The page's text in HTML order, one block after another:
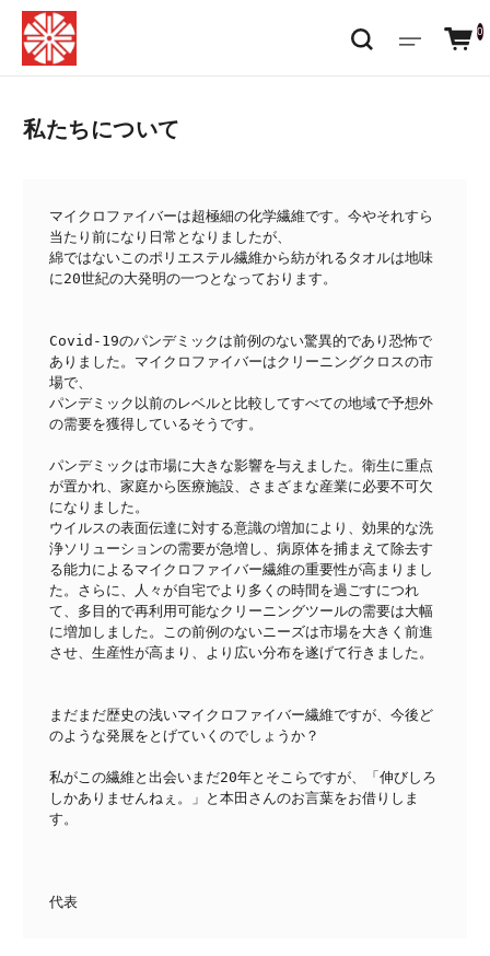
0
私たちについて
マイクロファイバーは超極細の化学繊維です。今やそれすら
当たり前になり日常となりましたが、
綿ではないこのポリエステル繊維から紡がれるタオルは地味
に20世紀の大発明の一つとなっております。
Covid-19のパンデミックは前例のない驚異的であり恐怖で
ありました。マイクロファイバーはクリーニングクロスの市
場で、
パンデミック以前のレベルと比較してすべての地域で予想外
の需要を獲得しているそうです。
パンデミックは市場に大きな影響を与えました。衛生に重点
が置かれ、家庭から医療施設、さまざまな産業に必要不可欠
になりました。
ウイルスの表面伝達に対する意識の増加により、効果的な洗
浄ソリューションの需要が急増し、病原体を捕まえて除去す
る能力によるマイクロファイバー繊維の重要性が高まりまし
た。さらに、人々が自宅でより多くの時間を過ごすにつれ
て、多目的で再利用可能なクリーニングツールの需要は大幅
に増加しました。この前例のないニーズは市場を大きく前進
させ、生産性が高まり、より広い分布を遂げて行きました。
まだまだ歴史の浅いマイクロファイバー繊維ですが、今後ど
のような発展をとげていくのでしょうか？
私がこの繊維と出会いまだ20年とそこらですが、「伸びしろ
しかありませんねぇ。」と本田さんのお言葉をお借りしま
す。
代表